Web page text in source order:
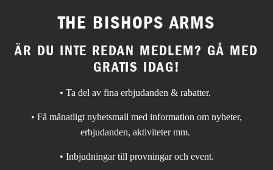
THE BISHOPS ARMS
ÄR DU INTE REDAN MEDLEM? GÅ MED
GRATIS IDAG!
• Ta del av fina erbjudanden & rabatter.
• Få månatligt nyhetsmail med information om nyheter,
erbjudanden, aktiviteter mm.
• Inbjudningar till provningar och event.